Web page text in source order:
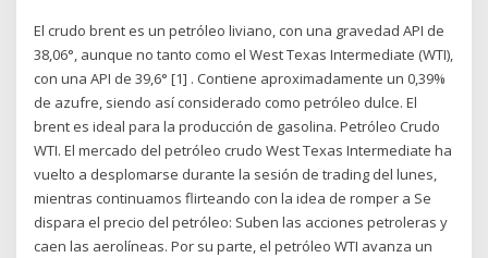
El crudo brent es un petróleo liviano, con una gravedad API de
38,06°, aunque no tanto como el West Texas Intermediate (WTI),
con una API de 39,6° [1] . Contiene aproximadamente un 0,39%
de azufre, siendo así considerado como petróleo dulce. El
brent es ideal para la producción de gasolina. Petróleo Crudo
WTI. El mercado del petróleo crudo West Texas Intermediate ha
vuelto a desplomarse durante la sesión de trading del lunes,
mientras continuamos flirteando con la idea de romper a Se
dispara el precio del petróleo: Suben las acciones petroleras y
caen las aerolíneas. Por su parte, el petróleo WTI avanza un